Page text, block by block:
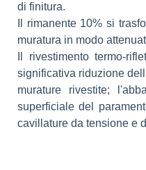
di finitura.
Il rimanente 10% si
muratura in modo
Il rivestimento termo-
significativa riduzione
murature rivestite;
superficiale del
cavillature da tensione e